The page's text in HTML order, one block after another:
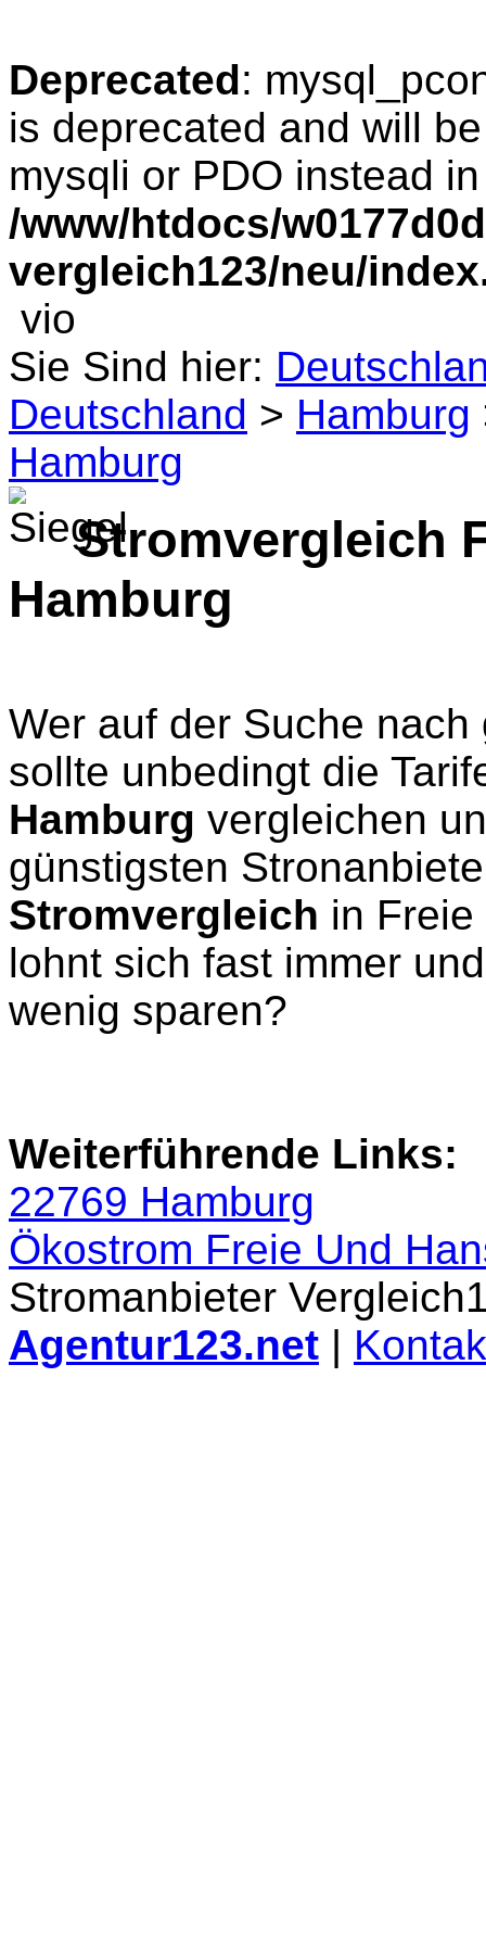
Deprecated:
is deprecated and will
mysqli or PDO instead in
/www/htdocs/
vergleich123/neu/
vio
Sie Sind hier:
Deutschland > Hamburg
Hamburg
Stromvergleich
Hamburg
Wer auf der Suche
sollte unbedingt die
Hamburg vergleichen
günstigsten
Stromvergleich in
lohnt sich fast immer
wenig sparen?
Weiterführende Links:
22769 Hamburg
Ökostrom Freie Und
Stromanbieter
Agentur123.net |